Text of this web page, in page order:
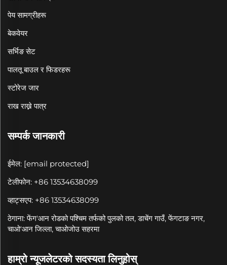
पेय सामग्रीहरू
बेकवेयर
सर्भिङ सेट
पालतू बाउल र फिडरहरू
स्टोरेज जार
राख राख्ने पात्र
सम्पर्क जानकारी
ईमेल: [email protected]
टेलीफोन: +86 13534638099
व्हाट्सएप: +86 13534638099
ठेगाना: फेंग'आन रोडको पश्चिम तर्फको पुलको तल, डाचेंग गाउँ, फेंगटाङ नगर,
चाओ'आन जिल्ला, चाओजोउ सहरमा
हाम्रो न्यूजलेटरको सदस्यता लिनुहोस्